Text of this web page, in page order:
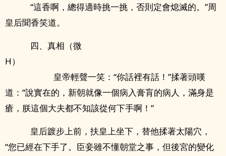
“這香啊，總得適時挑一挑，否則定會熄滅的。”周
皇后聞香笑道。
四、真相（微
H）
皇帝輕聲一笑：“你話裡有話！”揉著頭嘆
道：“說實在的，新朝就像一個病入膏肓的病人，滿身是
瘡，朕這個大夫都不知該從何下手啊！”
皇后踱步上前，扶皇上坐下，替他揉著太陽穴，
“您已經在下手了。臣妾雖不懂朝堂之事，但後宮的變化